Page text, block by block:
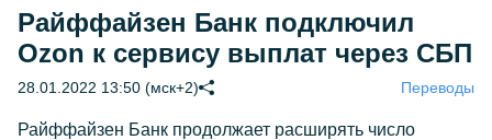
Райффайзен Банк подключил
Ozon к сервису выплат через СБП
28.01.2022 13:50 (мск+2) Переводы
Райффайзен Банк продолжает расширять число